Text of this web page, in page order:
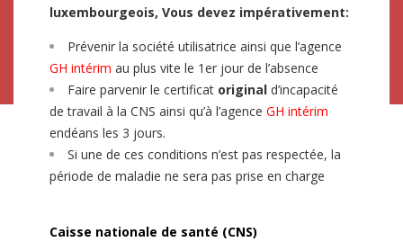
luxembourgeois, Vous devez impérativement:
Prévenir la société utilisatrice ainsi que l’agence
GH intérim au plus vite le 1er jour de l’absence
Faire parvenir le certificat original d’incapacité
de travail à la CNS ainsi qu’à l’agence GH intérim
endéans les 3 jours.
Si une de ces conditions n’est pas respectée, la
période de maladie ne sera pas prise en charge
Caisse nationale de santé (CNS)